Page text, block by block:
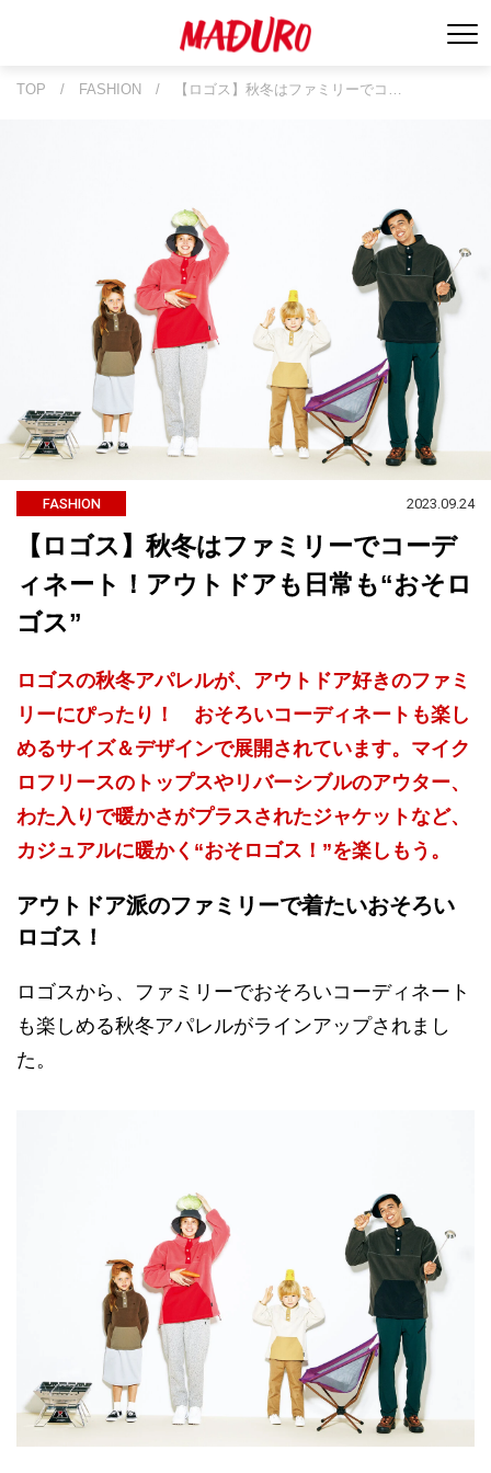
TOP / FASHION / 【ロゴス】秋冬はファミリーでコ…
FASHION 2023.09.24
【ロゴス】秋冬はファミリーでコーデ
ィネート！アウトドアも日常も“おそロ
ゴス”
ロゴスの秋冬アパレルが、アウトドア好きのファミ
リーにぴったり！ おそろいコーディネートも楽し
めるサイズ＆デザインで展開されています。マイク
ロフリースのトップスやリバーシブルのアウター、
わた入りで暖かさがプラスされたジャケットなど、
カジュアルに暖かく“おそロゴス！”を楽しもう。
アウトドア派のファミリーで着たいおそろい
ロゴス！
ロゴスから、ファミリーでおそろいコーディネート
も楽しめる秋冬アパレルがラインアップされまし
た。